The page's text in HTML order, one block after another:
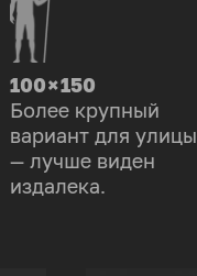
100 × 150
Более крупный
вариант для улицы
— лучше виден
издалека.